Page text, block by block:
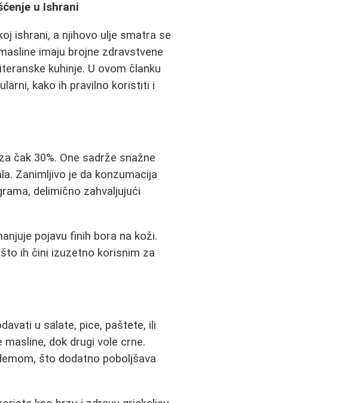
u Ishrani
ishrani, a njihovo ulje smatra se
imaju brojne zdravstvene
kuhinje. U ovom članku
kako ih pravilno koristiti i
čak 30%. One sadrže snažne
Zanimljivo je da konzumacija
delimično zahvaljujući
pojavu finih bora na koži.
ih čini izuzetno korisnim za
u salate, pice, paštete, ili
dok drugi vole crne.
što dodatno poboljšava